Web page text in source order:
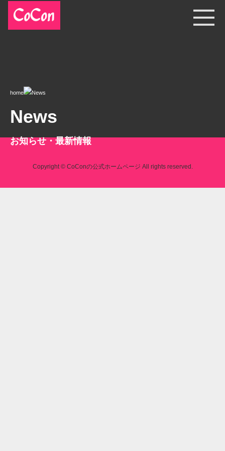
home News
News
お知らせ・最新情報
Copyright © CoConの公式ホームページ All rights reserved.